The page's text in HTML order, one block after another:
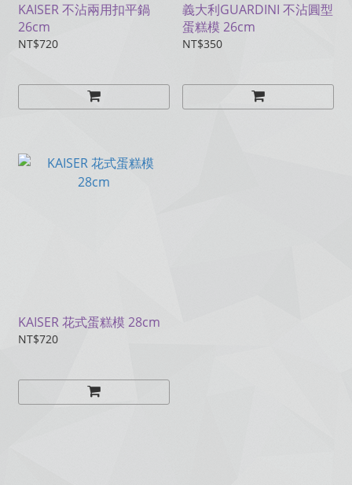
KAISER 不沾兩用扣平鍋
26cm
NT$720
義大利GUARDINI 不沾圓型
蛋糕模 26cm
NT$350
KAISER 花式蛋糕模 28cm
NT$720